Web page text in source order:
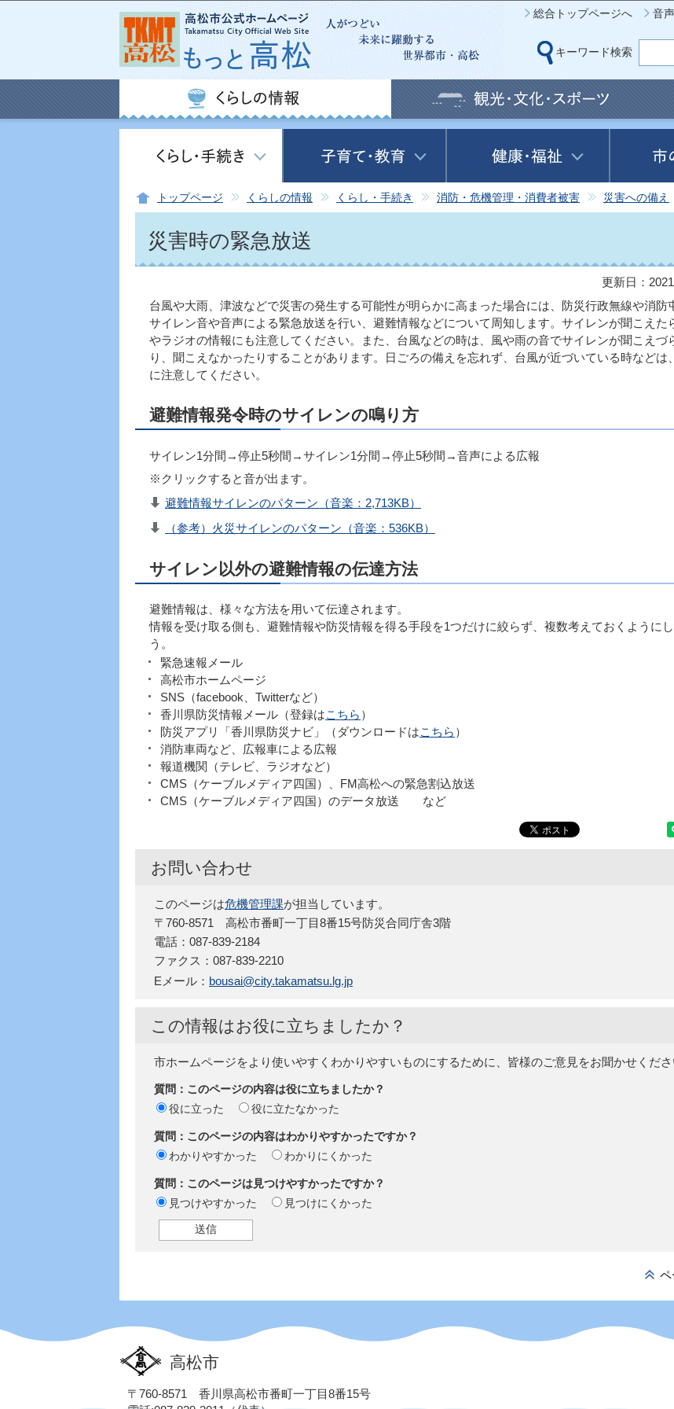
このページの本文へ移動
総合トップページへ 音
キーワード検索
トップページ くらしの情報 くらし・手続き 消防・危機管理・消費者被害 災害への備え
災害時の緊急放送
更新日：
台風や大雨、津波などで災害の発生する可能性が明らかに高まった場合には、防災行政無線や消防
サイレン音や音声による緊急放送を行い、避難情報などについて周知します。サイレンが聞こえた
やラジオの情報にも注意してください。また、台風などの時は、風や雨の音でサイレンが聞こえづ
り、聞こえなかったりすることがあります。日ごろの備えを忘れず、台風が近づいている時などは
に注意してください。
避難情報発令時のサイレンの鳴り方
サイレン1分間→停止5秒間→サイレン1分間→停止5秒間→音声による広報
※クリックすると音が出ます。
避難情報サイレンのパターン（音楽：2,713KB）
（参考）火災サイレンのパターン（音楽：536KB）
サイレン以外の避難情報の伝達方法
避難情報は、様々な方法を用いて伝達されます。
情報を受け取る側も、避難情報や防災情報を得る手段を1つだけに絞らず、複数考えておくようにし
う。
緊急速報メール
高松市ホームページ
SNS（facebook、Twitterなど）
香川県防災情報メール（登録はこちら ）
防災アプリ「香川県防災ナビ」（ダウンロードはこちら ）
消防車両など、広報車による広報
報道機関（テレビ、ラジオなど）
CMS（ケーブルメディア四国）、FM高松への緊急割込放送
CMS（ケーブルメディア四国）のデータ放送 など
お問い合わせ
このページは危機管理課が担当しています。
〒760-8571 高松市番町一丁目8番15号防災合同庁舎3階
電話：087-839-2184
ファクス：087-839-2210
Eメール： bousai@city.takamatsu.lg.jp
この情報はお役に立ちましたか？
市ホームページをより使いやすくわかりやすいものにするために、皆様のご意見をお聞かせくださ
質問：このページの内容は役に立ちましたか？
役に立った
役に立たなかった
質問：このページの内容はわかりやすかったですか？
わかりやすかった
わかりにくかった
質問：このページは見つけやすかったですか？
見つけやすかった
見つけにくかった
ペ
高松市
〒760-8571 香川県高松市番町一丁目8番15号